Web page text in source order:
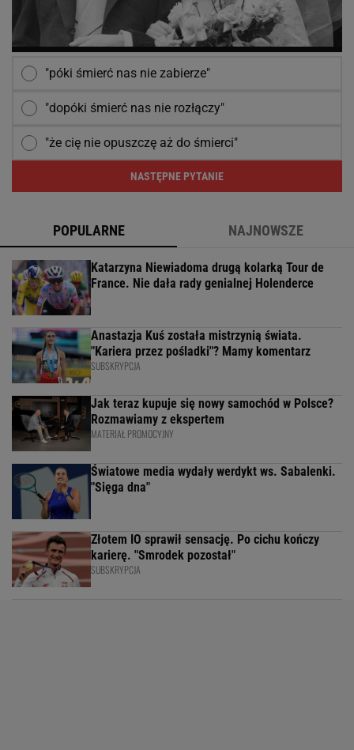
"póki śmierć nas nie zabierze"
"dopóki śmierć nas nie rozłączy"
"że cię nie opuszczę aż do śmierci"
NASTĘPNE PYTANIE
POPULARNE NAJNOWSZE
Katarzyna Niewiadoma drugą kolarką Tour de
France. Nie dała rady genialnej Holenderce
Anastazja Kuś została mistrzynią świata.
"Kariera przez pośladki"? Mamy komentarz
SUBSKRYPCJA
Jak teraz kupuje się nowy samochód w Polsce?
Rozmawiamy z ekspertem
MATERIAŁ PROMOCYJNY
Światowe media wydały werdykt ws. Sabalenki.
"Sięga dna"
Złotem IO sprawił sensację. Po cichu kończy
karierę. "Smrodek pozostał"
SUBSKRYPCJA